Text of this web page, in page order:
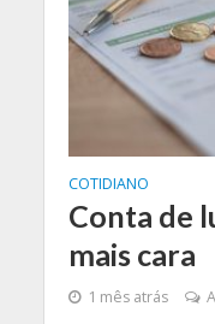
COTIDIANO
Conta de
mais cara
1 mês atrás